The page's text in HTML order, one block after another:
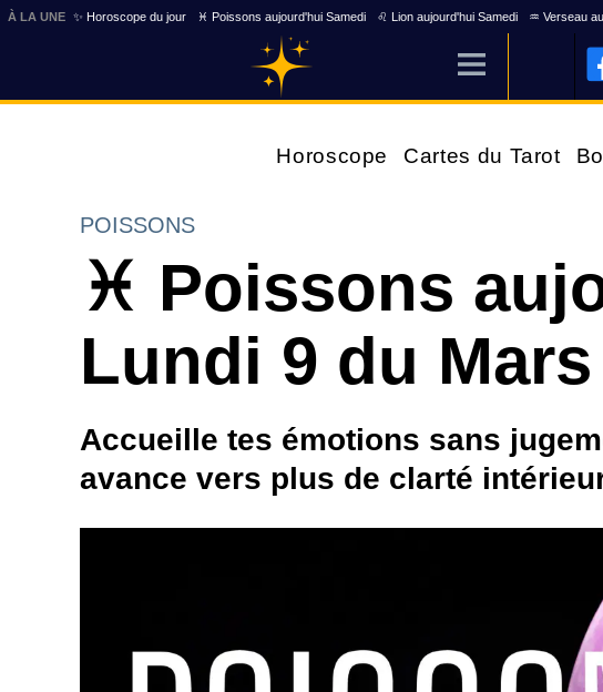
À LA UNE ✨ Horoscope du jour ♓ Poissons aujourd'hui Samedi ♌ Lion aujourd'hui Samedi ♒ Verseau
Horoscope Cartes du Tarot
POISSONS
♓ Poissons
Lundi 9 du Mars
Accueille tes émotions sans
avance vers plus de clarté